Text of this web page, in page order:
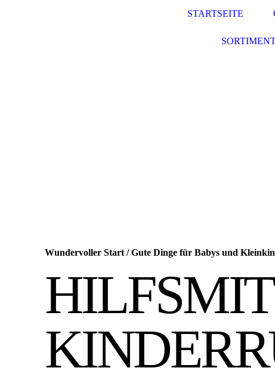
STARTSEITE
Wundervoller Start /Gute Dinge für Babys und